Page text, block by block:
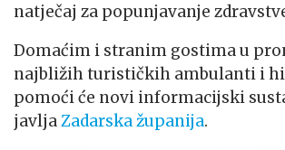
natječaj za popunjavanje
Domaćim i stranim gostima u
najbližih turističkih ambulanti i
pomoći će novi informacijski
javljaZadarska županija.